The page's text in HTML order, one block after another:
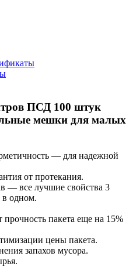
ПСД 100 штук
мешки для малых
— для надежной
от протекания.
— все лучшие свойства 3
в одном.
пакета еще на 15%
цены пакета.
запахов мусора.